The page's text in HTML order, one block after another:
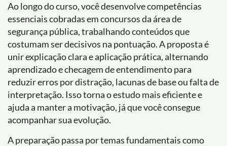
Ao longo do curso, você desenvolve competências
essenciais cobradas em concursos da área de
segurança pública, trabalhando conteúdos que
costumam ser decisivos na pontuação. A proposta é
unir explicação clara e aplicação prática, alternando
aprendizado e checagem de entendimento para
reduzir erros por distração, lacunas de base ou falta de
interpretação. Isso torna o estudo mais eficiente e
ajuda a manter a motivação, já que você consegue
acompanhar sua evolução.
A preparação passa por temas fundamentais como